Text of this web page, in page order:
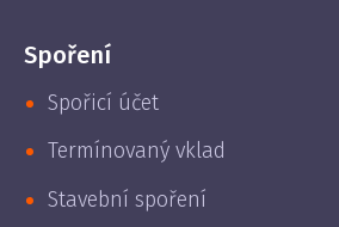
Spoření
Spořicí účet
Termínovaný vklad
Stavební spoření